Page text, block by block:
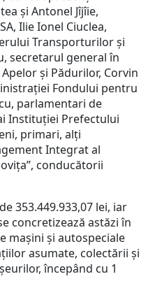
și Antonel Jîjîie,
Ilie Ionel Ciuclea,
Transporturilor și
secretarul general în
și Pădurilor, Corvin
Fondului pentru
parlamentari de
Instituției Prefectului
primari, alți
Integrat al
conducătorii
353.449.933,07 lei, iar
concretizează astăzi în
mașini și autospeciale
asumate, colectării și
începând cu 1